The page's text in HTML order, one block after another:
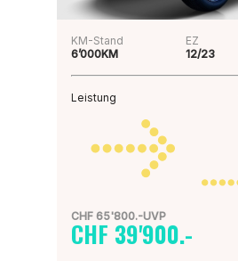
KM-Stand
6’000KM
EZ
12/23
Leistung
CHF 65'800.-UVP
CHF 39'900.-